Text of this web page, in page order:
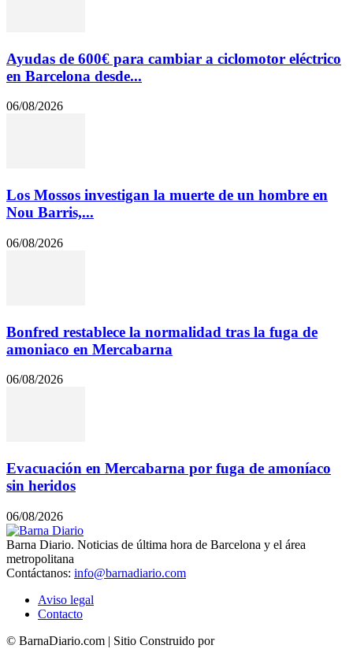
Ayudas de 600€ para cambiar a ciclomotor eléctrico
en Barcelona desde...
06/08/2026
Los Mossos investigan la muerte de un hombre en
Nou Barris,...
06/08/2026
Bonfred restablece la normalidad tras la fuga de
amoniaco en Mercabarna
06/08/2026
Evacuación en Mercabarna por fuga de amoníaco
sin heridos
06/08/2026
Barna Diario. Noticias de última hora de Barcelona y el área
metropolitana
Contáctanos: info@barnadiario.com
Aviso legal
Contacto
© BarnaDiario.com | Sitio Construido por